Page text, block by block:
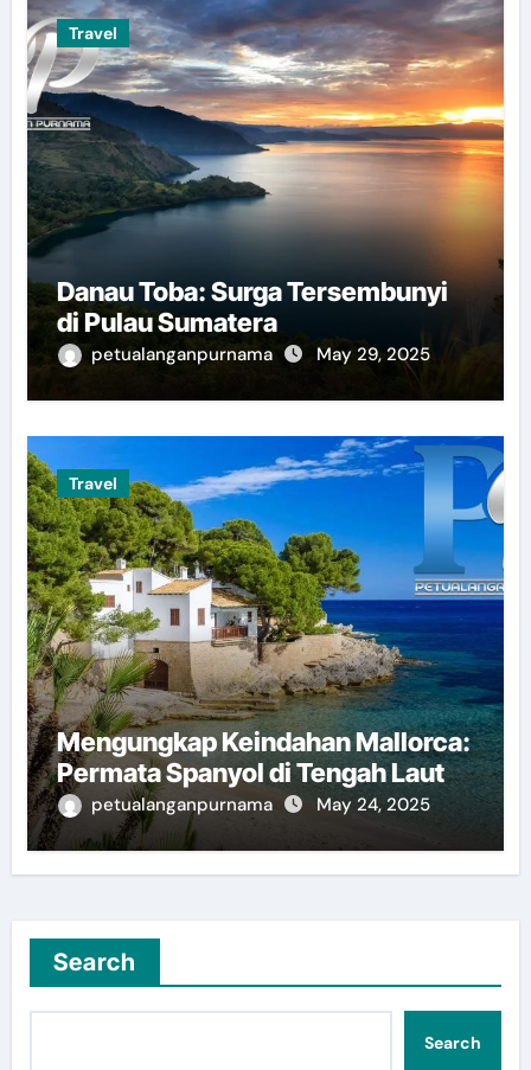
Travel
Danau Toba: Surga Tersembunyi
di Pulau Sumatera
petualanganpurnama May 29, 2025
Travel
Mengungkap Keindahan Mallorca:
Permata Spanyol di Tengah Laut
petualanganpurnama May 24, 2025
Search
Search